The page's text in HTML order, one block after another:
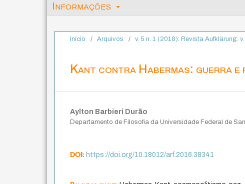
Informações
Início / Arquivos / v. 5 n. 1 (2018): Revista Aufklärung.
Kant contra Habermas: guerra e
Aylton Barbieri Durão
Departamento de Filosofia da Universidade Federal de
DOI:https://doi.org/10.18012/arf.2016.38341